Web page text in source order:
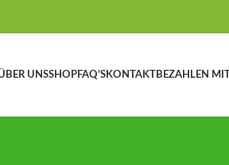
UNSSHOPFAQ’SKONTAKTBEZAHLEN